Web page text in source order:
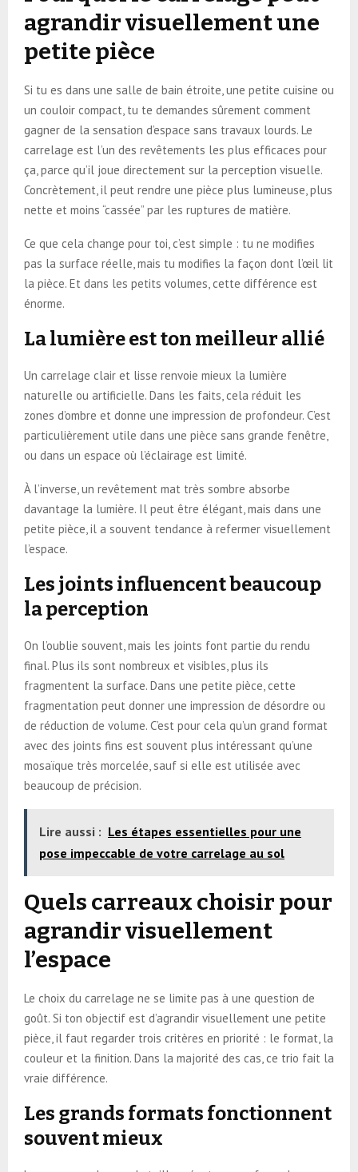
agrandir visuellement une
petite pièce
Si tu es dans une salle de bain étroite, une petite cuisine ou
un couloir compact, tu te demandes sûrement comment
gagner de la sensation d’espace sans travaux lourds. Le
carrelage est l’un des revêtements les plus efficaces pour
ça, parce qu’il joue directement sur la perception visuelle.
Concrètement, il peut rendre une pièce plus lumineuse, plus
nette et moins “cassée” par les ruptures de matière.
Ce que cela change pour toi, c’est simple : tu ne modifies
pas la surface réelle, mais tu modifies la façon dont l’œil lit
la pièce. Et dans les petits volumes, cette différence est
énorme.
La lumière est ton meilleur allié
Un carrelage clair et lisse renvoie mieux la lumière
naturelle ou artificielle. Dans les faits, cela réduit les
zones d’ombre et donne une impression de profondeur. C’est
particulièrement utile dans une pièce sans grande fenêtre,
ou dans un espace où l’éclairage est limité.
À l’inverse, un revêtement mat très sombre absorbe
davantage la lumière. Il peut être élégant, mais dans une
petite pièce, il a souvent tendance à refermer visuellement
l’espace.
Les joints influencent beaucoup
la perception
On l’oublie souvent, mais les joints font partie du rendu
final. Plus ils sont nombreux et visibles, plus ils
fragmentent la surface. Dans une petite pièce, cette
fragmentation peut donner une impression de désordre ou
de réduction de volume. C’est pour cela qu’un grand format
avec des joints fins est souvent plus intéressant qu’une
mosaïque très morcelée, sauf si elle est utilisée avec
beaucoup de précision.
Lire aussi : Les étapes essentielles pour une
pose impeccable de votre carrelage au sol
Quels carreaux choisir pour
agrandir visuellement
l’espace
Le choix du carrelage ne se limite pas à une question de
goût. Si ton objectif est d’agrandir visuellement une petite
pièce, il faut regarder trois critères en priorité : le format, la
couleur et la finition. Dans la majorité des cas, ce trio fait la
vraie différence.
Les grands formats fonctionnent
souvent mieux